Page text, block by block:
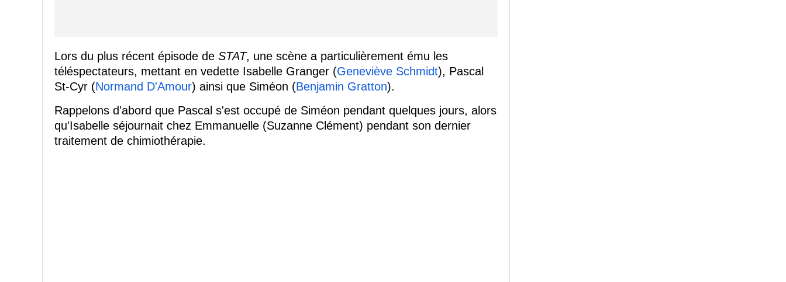
Lors du plus récent épisode de STAT, une scène a particulièrement ému les
téléspectateurs, mettant en vedette Isabelle Granger (Geneviève Schmidt), Pascal
St-Cyr (Normand D'Amour) ainsi que Siméon (Benjamin Gratton).
Rappelons d'abord que Pascal s'est occupé de Siméon pendant quelques jours, alors
qu'Isabelle séjournait chez Emmanuelle (Suzanne Clément) pendant son dernier
traitement de chimiothérapie.